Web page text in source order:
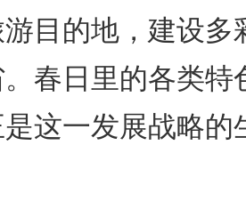
目的地，建设多
春日里的各类特
这一发展战略的